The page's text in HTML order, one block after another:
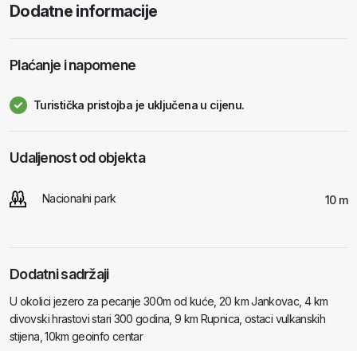
Dodatne informacije
Plaćanje i napomene
Turistička pristojba je uključena u cijenu.
Udaljenost od objekta
Nacionalni park 10 m
Dodatni sadržaji
U okolici jezero za pecanje 300m od kuće, 20 km Jankovac, 4 km
divovski hrastovi stari 300 godina, 9 km Rupnica, ostaci vulkanskih
stijena, 10km geoinfo centar